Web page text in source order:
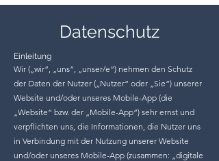
Datenschutz
Einleitung
Wir („wir“, „uns“, „unser/e“) nehmen den Schutz
der Daten der Nutzer („Nutzer“ oder „Sie“) unserer
Website und/oder unseres Mobile-App (die
„Website“ bzw. der „Mobile-App“) sehr ernst und
verpflichten uns, die Informationen, die Nutzer uns
in Verbindung mit der Nutzung unserer Website
und/oder unseres Mobile-App (zusammen: „digitale